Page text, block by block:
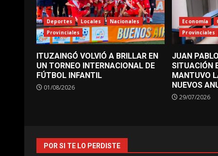
Deportes Locales
Nacionales
Provinciales
ITUZAINGÓ VOLVIÓ A BRILLAR EN
UN TORNEO INTERNACIONAL DE
FÚTBOL INFANTIL
01/08/2026
Economía
Provinciales
JUAN
SITUACIÓN
MANTUVO
NUEVOS
29/07/2026
POR SI TE LO PERDISTE